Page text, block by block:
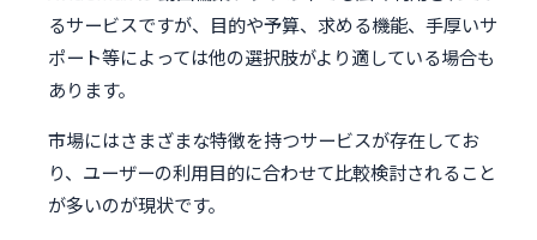
るサービスですが、目的や予算、求める機能、手厚いサ
ポート等によっては他の選択肢がより適している場合も
あります。
市場にはさまざまな特徴を持つサービスが存在してお
り、ユーザーの利用目的に合わせて比較検討されること
が多いのが現状です。